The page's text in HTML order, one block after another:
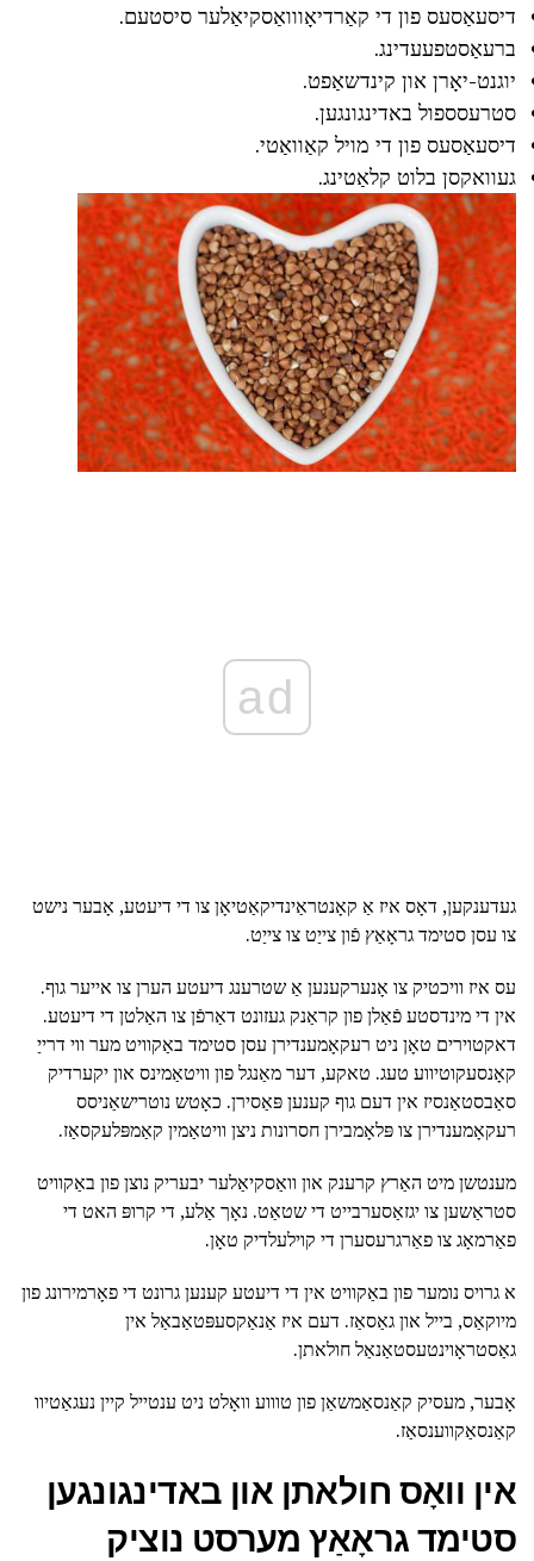
דיסעאַסעס פון די קאַרדיאָווואַסקיאַלער סיסטעם.
ברעאַסטפעעדינג.
יוגנט-יאָרן און קינדשאַפט.
סטרעסספול באדינגונגען.
דיסעאַסעס פון די מויל קאַוואַטי.
געוואקסן בלוט קלאַטינג.
ad
געדענקען, דאָס איז אַ קאָנטראַינדיקאַטיאָן צו די דיעטע, אָבער נישט
צו עסן סטימד גראָאַץ פֿון צייַט צו צייַט.
עס איז וויכטיק צו אָנערקענען אַ שטרענג דיעטע הערן צו אייער גוף.
אין די מינדסטע פֿאַלן פון קראַנק געזונט דאַרפֿן צו האַלטן די דיעטע.
דאקטוירים טאָן ניט רעקאָמענדירן עסן סטימד באַקוויט מער ווי דרייַ
קאָנסעקוטיווע טעג. טאקע, דער מאַנגל פון וויטאַמינס און יקערדיק
סאַבסטאַנסיז אין דעם גוף קענען פּאַסירן. כאָטש נוטרישאַניסס
רעקאָמענדירן צו פּלאָמבירן חסרונות ניצן וויטאַמין קאַמפּלעקסאַז.
מענטשן מיט האַרץ קרענק און וואַסקיאַלער יבעריק נוצן פון באַקוויט
סטראַשען צו יגזאַסערבייט די שטאַט. נאָך אַלע, די קרופּ האט די
פאַרמאָג צו פאַרגרעסערן די קוילעלדיק טאָן.
א גרויס נומער פון באַקוויט אין די דיעטע קענען גרונט די פאָרמירונג פון
מיוקאַס, בייל און גאַסאַז. דעם איז אַנאַקסעפּטאַבאַל אין
גאַסטראָוינטעסטאַנאַל חולאתן.
אָבער, מעסיק קאַנסאַמשאַן פון טוווע וואָלט ניט ענטייל קיין נעגאַטיוו
קאַנסאַקווענסאַז.
אין וואָס חולאתן און באדינגונגען
סטימד גראָאַץ מערסט נוציק